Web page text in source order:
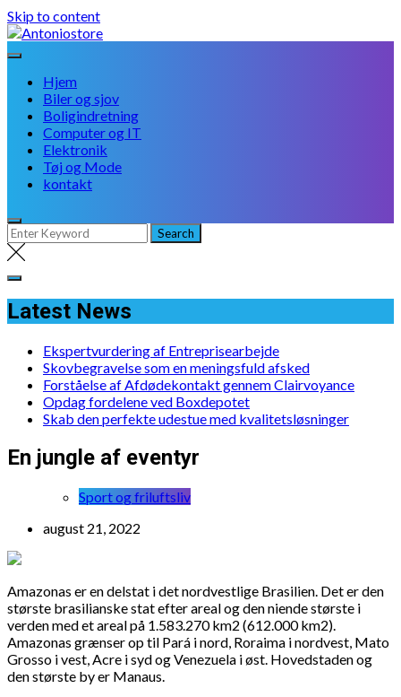
Skip to content
Hjem
Biler og sjov
Boligindretning
Computer og IT
Elektronik
Tøj og Mode
kontakt
Latest News
Ekspertvurdering af Entreprisearbejde
Skovbegravelse som en meningsfuld afsked
Forståelse af Afdødekontakt gennem Clairvoyance
Opdag fordelene ved Boxdepotet
Skab den perfekte udestue med kvalitetsløsninger
En jungle af eventyr
Sport og friluftsliv
august 21, 2022
Amazonas er en delstat i det nordvestlige Brasilien. Det er den
største brasilianske stat efter areal og den niende største i
verden med et areal på 1.583.270 km2 (612.000 km2).
Amazonas grænser op til Pará i nord, Roraima i nordvest, Mato
Grosso i vest, Acre i syd og Venezuela i øst. Hovedstaden og
den største by er Manaus.